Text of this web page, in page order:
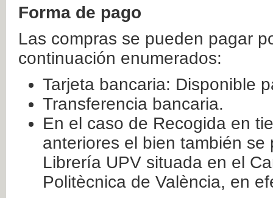
Forma de pago
Las compras se pueden pagar
continuación enumerados:
Tarjeta bancaria: Disponible
Transferencia bancaria.
En el caso de Recogida en
anteriores el bien también
Librería UPV situada en el
Politècnica de València, en